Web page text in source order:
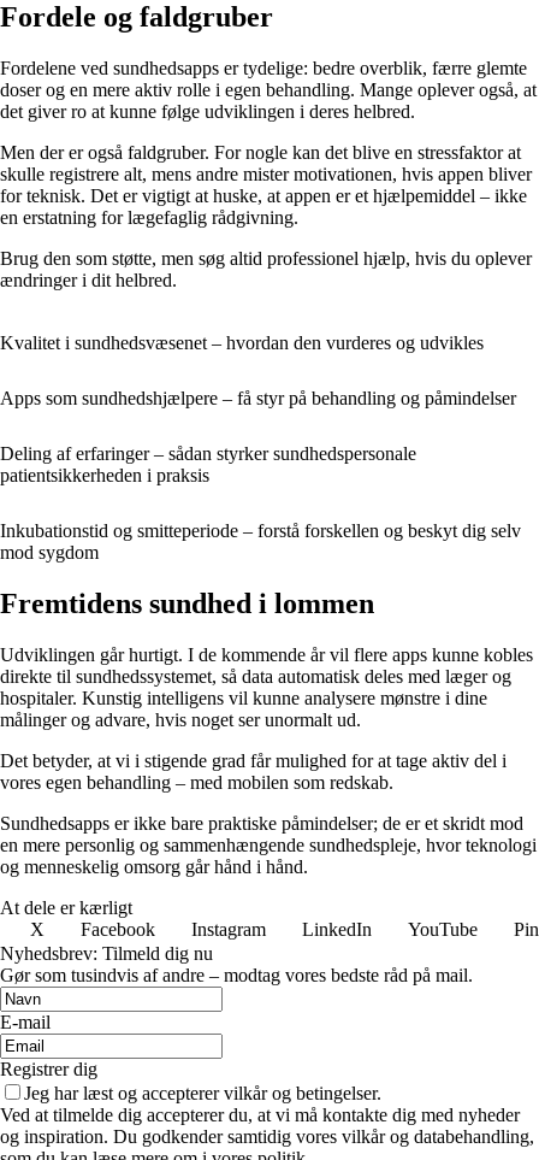
Fordele og faldgruber
Fordelene ved sundhedsapps er tydelige: bedre overblik, færre glemte
doser og en mere aktiv rolle i egen behandling. Mange oplever også, at
det giver ro at kunne følge udviklingen i deres helbred.
Men der er også faldgruber. For nogle kan det blive en stressfaktor at
skulle registrere alt, mens andre mister motivationen, hvis appen bliver
for teknisk. Det er vigtigt at huske, at appen er et hjælpemiddel – ikke
en erstatning for lægefaglig rådgivning.
Brug den som støtte, men søg altid professionel hjælp, hvis du oplever
ændringer i dit helbred.
Kvalitet i sundhedsvæsenet – hvordan den vurderes og udvikles
Apps som sundhedshjælpere – få styr på behandling og påmindelser
Deling af erfaringer – sådan styrker sundhedspersonale
patientsikkerheden i praksis
Inkubationstid og smitteperiode – forstå forskellen og beskyt dig selv
mod sygdom
Fremtidens sundhed i lommen
Udviklingen går hurtigt. I de kommende år vil flere apps kunne kobles
direkte til sundhedssystemet, så data automatisk deles med læger og
hospitaler. Kunstig intelligens vil kunne analysere mønstre i dine
målinger og advare, hvis noget ser unormalt ud.
Det betyder, at vi i stigende grad får mulighed for at tage aktiv del i
vores egen behandling – med mobilen som redskab.
Sundhedsapps er ikke bare praktiske påmindelser; de er et skridt mod
en mere personlig og sammenhængende sundhedspleje, hvor teknologi
og menneskelig omsorg går hånd i hånd.
At dele er kærligt
X
Facebook Instagram LinkedIn YouTube
Nyhedsbrev: Tilmeld dig nu
Gør som tusindvis af andre – modtag vores bedste råd på mail.
E-mail
Registrer dig
Jeg har læst og accepterer vilkår og betingelser.
Ved at tilmelde dig accepterer du, at vi må kontakte dig med nyheder
og inspiration. Du godkender samtidig vores vilkår og databehandling,